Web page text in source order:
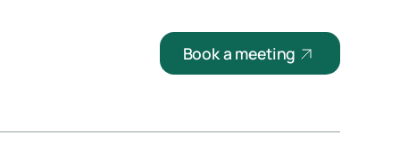
Book a meeting